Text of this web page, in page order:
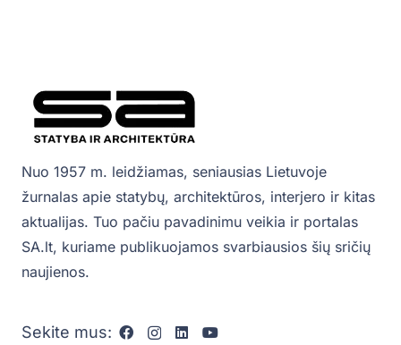
Nuo 1957 m. leidžiamas, seniausias Lietuvoje
žurnalas apie statybų, architektūros, interjero ir kitas
aktualijas. Tuo pačiu pavadinimu veikia ir portalas
SA.lt, kuriame publikuojamos svarbiausios šių sričių
naujienos.
Sekite mus: